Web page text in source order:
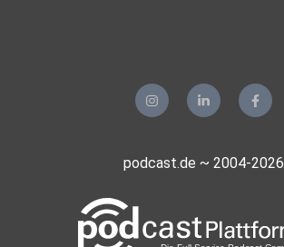
podcast.de ~ 2004-2026